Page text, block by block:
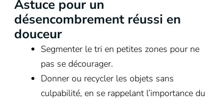
Astuce pour un
désencombrement réussi en
douceur
Segmenter le tri en petites zones pour ne
pas se décourager.
Donner ou recycler les objets sans
culpabilité, en se rappelant l’importance du